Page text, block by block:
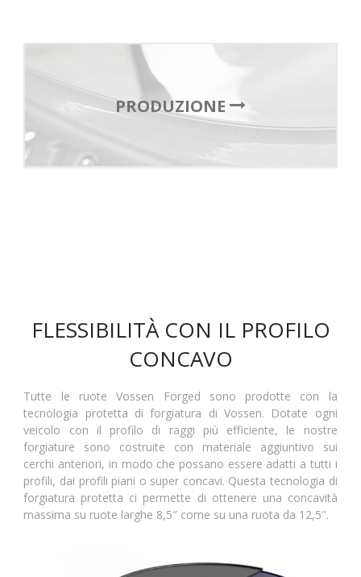
PRODUZIONE
FLESSIBILITÀ CON IL PROFILO
CONCAVO
Tutte le ruote Vossen Forged sono prodotte con la
tecnologia protetta di forgiatura di Vossen. Dotate ogni
veicolo con il profilo di raggi più efficiente, le nostre
forgiature sono costruite con materiale aggiuntivo sui
cerchi anteriori, in modo che possano essere adatti a tutti i
profili, dai profili piani o super concavi. Questa tecnologia di
forgiatura protetta ci permette di ottenere una concavità
massima su ruote larghe 8,5″ come su una ruota da 12,5″.